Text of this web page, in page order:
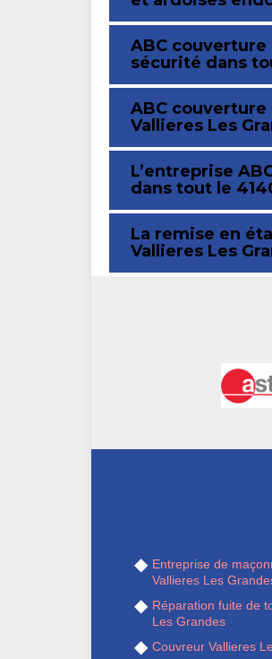
ABC
sécurité dans
ABC couverture
Vallieres Les
L’entreprise
dans tout le
La remise en
Vallieres Les
Entreprise de
Vallieres Les
Réparation fuite de
Les Grandes
Couvreur Vallieres